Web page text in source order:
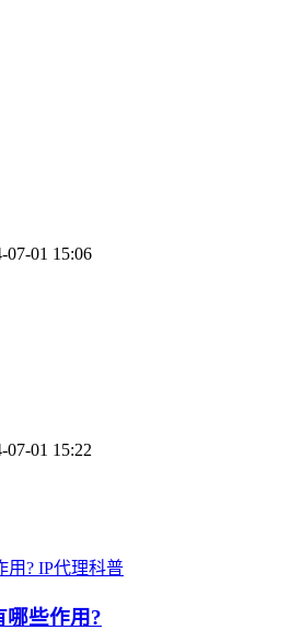
07-01 15:06
07-01 15:22
IP代理科普
些作用?